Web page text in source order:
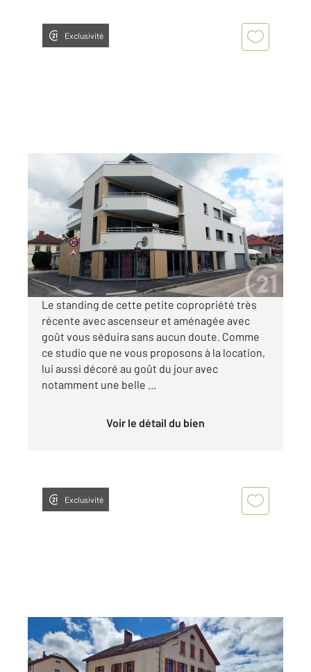
Exclusivité
PONTARLIER 25
30 m
, 1 pièce
Ref : 27829
Appartement Studio à louer
600 €
par mois charges comprises
Le standing de cette petite copropriété très
récente avec ascenseur et aménagée avec
goût vous séduira sans aucun doute. Comme
ce studio que ne vous proposons à la location,
lui aussi décoré au goût du jour avec
notamment une belle ...
Voir le détail du bien
Exclusivité
PONTARLIER 25
85 m , 5 pièces
Ref : 27851